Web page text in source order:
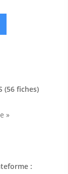
(56 fiches)
»
: